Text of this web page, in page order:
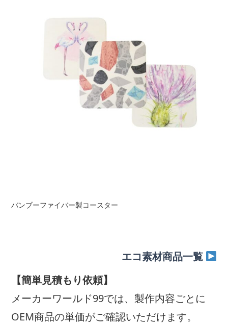
バンブーファイバー製コースター
エコ素材商品一覧
【簡単見積もり依頼】
メーカーワールド99では、製作内容ごとに
OEM商品の単価がご確認いただけます。